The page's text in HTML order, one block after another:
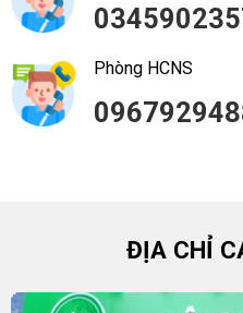
Phòng HCNS
ĐỊA CHỈ